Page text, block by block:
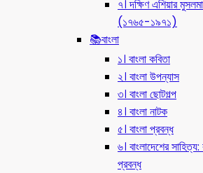
৭। দক্ষিণ এশিয়ার
(১৭৬৫-১৯৭১)
📚বাংলা
১। বাংলা কবিতা
২। বাংলা উপন্যাস
৩। বাংলা ছোটগল্প
৪। বাংলা নাটক
৫। বাংলা প্রবন্ধ
৬। বাংলাদেশের
প্রবন্ধ